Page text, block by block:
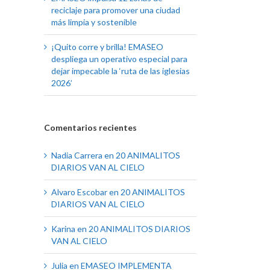
reciclaje para promover una ciudad
más limpia y sostenible
¡Quito corre y brilla! EMASEO
despliega un operativo especial para
dejar impecable la ‘ruta de las iglesias
2026’
Comentarios recientes
Nadia Carrera en 20 ANIMALITOS
DIARIOS VAN AL CIELO
Alvaro Escobaren 20 ANIMALITOS
DIARIOS VAN AL CIELO
Karina en 20 ANIMALITOS DIARIOS
VAN AL CIELO
Julia en EMASEO IMPLEMENTA